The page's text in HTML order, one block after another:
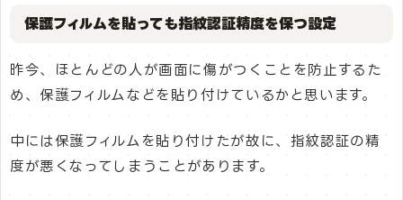
保護フィルムを貼っても指紋認証精度を保つ設定
昨今、ほとんどの人が画面に傷がつくことを防止するた
め、保護フィルムなどを貼り付けているかと思います。
中には保護フィルムを貼り付けたが故に、指紋認証の精
度が悪くなってしまうことがあります。